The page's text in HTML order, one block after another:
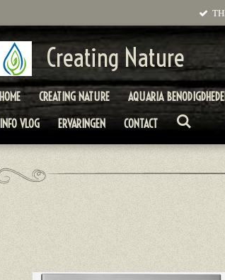
Creating Nature
HOME CREATING NATURE AQUARIA
INFO VLOG
ERVARINGEN CONTACT